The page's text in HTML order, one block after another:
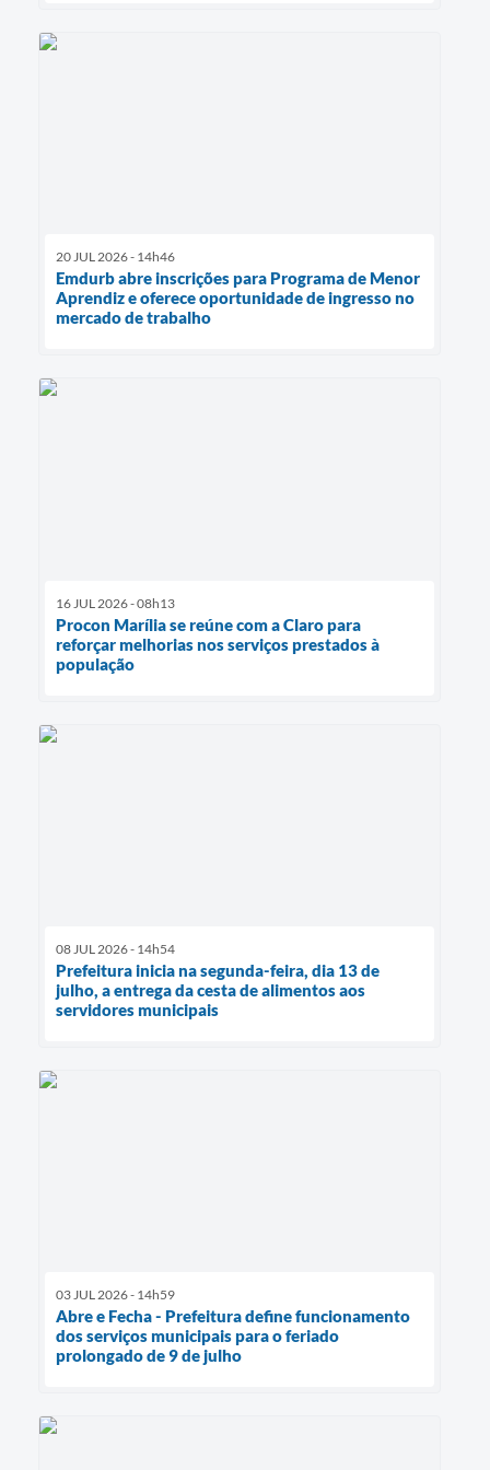
20 JUL 2026 - 14h46
Emdurb abre inscrições para Programa de Menor
Aprendiz e oferece oportunidade de ingresso no
mercado de trabalho
16 JUL 2026 - 08h13
Procon Marília se reúne com a Claro para
reforçar melhorias nos serviços prestados à
população
08 JUL 2026 - 14h54
Prefeitura inicia na segunda-feira, dia 13 de
julho, a entrega da cesta de alimentos aos
servidores municipais
03 JUL 2026 - 14h59
Abre e Fecha - Prefeitura define funcionamento
dos serviços municipais para o feriado
prolongado de 9 de julho